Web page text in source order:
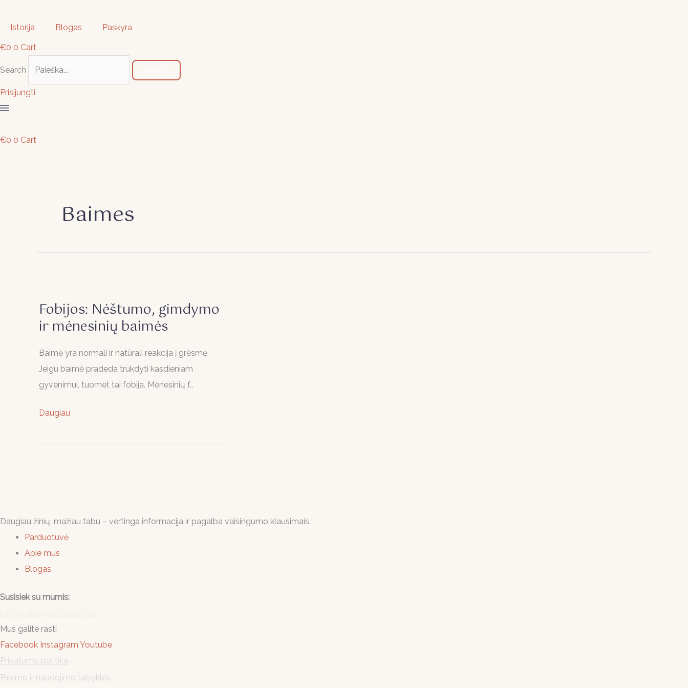
prieIstorija Blogas Paskyra
€0 0 Cart
Search
Prisijungti
€0 0 Cart
Baimes
Fobijos: Nėštumo, gimdymo
ir mėnesinių baimės
Baimė yra normali ir natūrali reakcija į grėsmę.
Jeigu baimė pradeda trukdyti kasdieniam
gyvenimui, tuomet tai fobija. Mėnesinių f..
gimdymo
ir
Daugiau
Daugiau žinių, mažiau tabu – vertinga informacija ir pagalba vaisingumo klausimais.
Parduotuvė
Apie mus
Blogas
Susisiek su mumis:
Mus galite rasti
Facebook Instagram Youtube
Privatumo politika
Pirkimo ir naudojimo taisyklės